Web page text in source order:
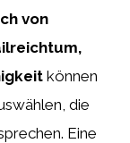
von
können
die
Eine